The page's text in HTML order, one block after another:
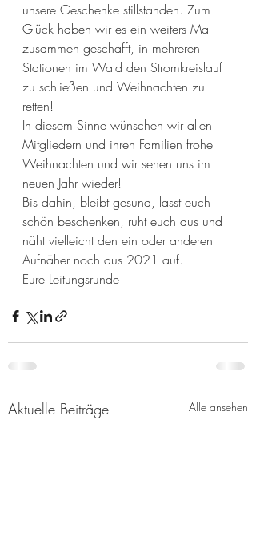
unsere Geschenke stillstanden. Zum
Glück haben wir es ein weiters Mal
zusammen geschafft, in mehreren
Stationen im Wald den Stromkreislauf
zu schließen und Weihnachten zu
retten!
In diesem Sinne wünschen wir allen
Mitgliedern und ihren Familien frohe
Weihnachten und wir sehen uns im
neuen Jahr wieder!
Bis dahin, bleibt gesund, lasst euch
schön beschenken, ruht euch aus und
näht vielleicht den ein oder anderen
Aufnäher noch aus 2021 auf.
Eure Leitungsrunde
Aktuelle Beiträge Alle ansehen